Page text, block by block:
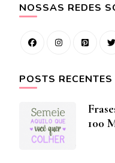
NOSSAS REDES
POSTS RECENTES
100